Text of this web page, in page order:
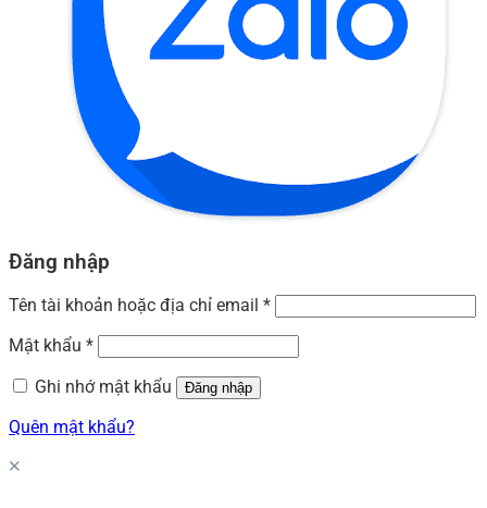
Đăng nhập
Tên tài khoản hoặc địa chỉ email *
Mật khẩu *
Ghi nhớ mật khẩu
Đăng nhập
Quên mật khẩu?